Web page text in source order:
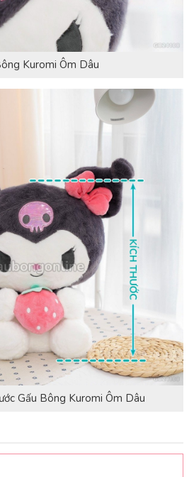
Kuromi Ôm Dâu
Gấu Bông Kuromi Ôm Dâu